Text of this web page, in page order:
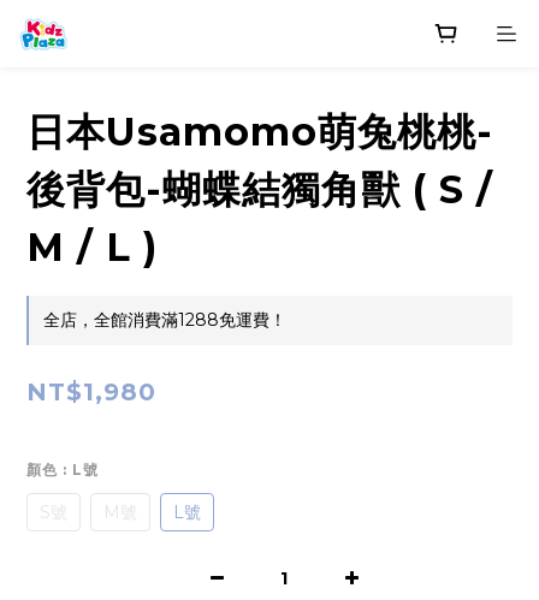
日本Usamomo萌兔桃桃-
後背包-蝴蝶結獨角獸 ( S /
M / L )
全店，全館消費滿1288免運費！
NT$1,980
顏色 : L號
S號 M號 L號